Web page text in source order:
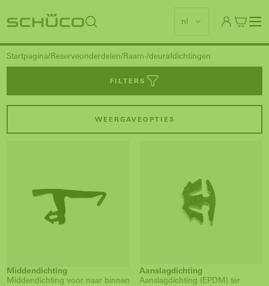
nl
Startpagina Reserveonderdelen Raam-/deurafdichtingen
FILTERS
WEERGAVEOPTIES
Middendichting
Middendichting voor naar binnen
Aanslagdichting
Aanslagdichting (EPDM) ter